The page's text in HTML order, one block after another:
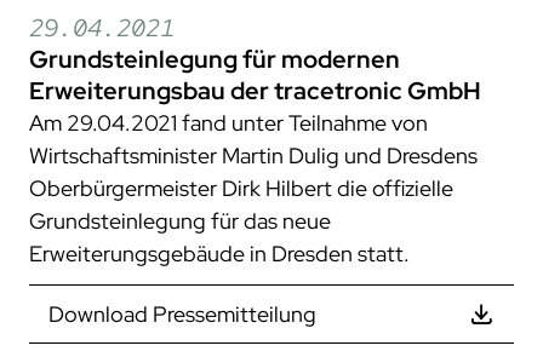
29.04.2021
Grundsteinlegung für modernen
Erweiterungsbau der tracetronic GmbH
Am 29.04.2021 fand unter Teilnahme von
Wirtschaftsminister Martin Dulig und Dresdens
Oberbürgermeister Dirk Hilbert die offizielle
Grundsteinlegung für das neue
Erweiterungsgebäude in Dresden statt.
Download Pressemitteilung